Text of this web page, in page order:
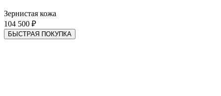
Зернистая кожа
104 500 ₽
БЫСТРАЯ ПОКУПКА